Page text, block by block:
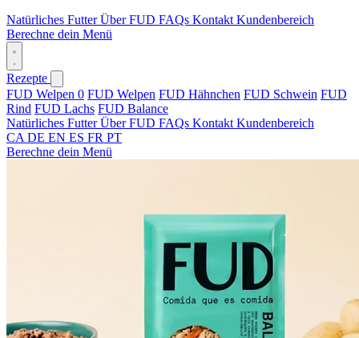
Natürliches FutterÜber FUD FAQs Kontakt Kundenbereich
Berechne dein Menü
Rezepte
FUD Welpen 0 FUD Welpen FUD Hähnchen FUD Schwein FUD
Rind FUD Lachs FUD Balance
Natürliches FutterÜber FUD FAQs Kontakt Kundenbereich
CA DE EN ES FR PT
Berechne dein Menü